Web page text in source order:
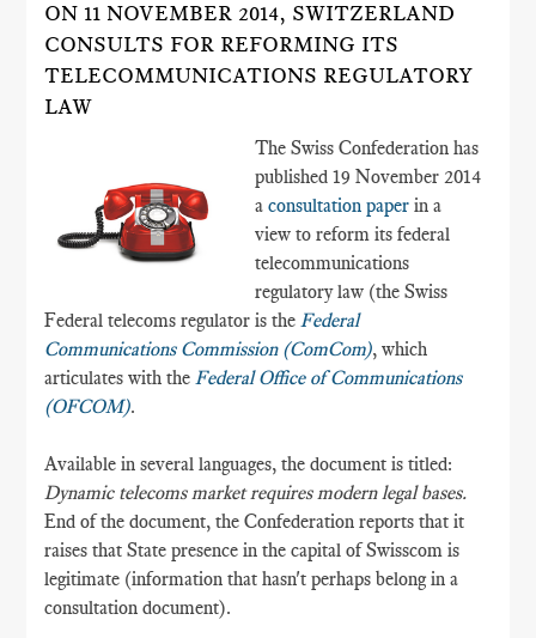
ON 11 NOVEMBER 2014, SWITZERLAND
CONSULTS FOR REFORMING ITS
TELECOMMUNICATIONS REGULATORY
LAW
The Swiss Confederation has
published 19 November 2014
a consultation paper in a
view to reform its federal
telecommunications
regulatory law (the Swiss
Federal telecoms regulator is theFederal
Communications Commission (ComCom), which
articulates with the Federal Office of Communications
(OFCOM).
Available in several languages, the document is titled:
Dynamic telecoms market requires modern legal bases.
End of the document, the Confederation reports that it
raises that State presence in the capital of Swisscom is
legitimate (information that hasn't perhaps belong in a
consultation document).